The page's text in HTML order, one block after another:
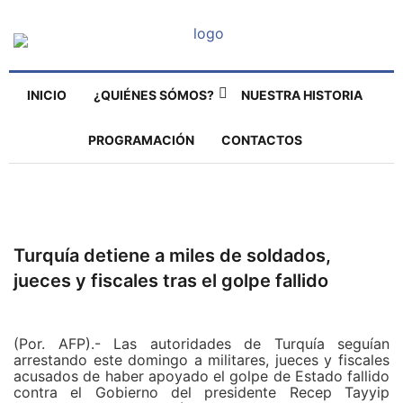
INICIO ¿QUIÉNES SÓMOS? NUESTRA HISTORIA
PROGRAMACIÓN CONTACTOS
Turquía detiene a miles de soldados,
jueces y fiscales tras el golpe fallido
(Por. AFP).- Las autoridades de Turquía seguían
arrestando este domingo a militares, jueces y fiscales
acusados de haber apoyado el golpe de Estado fallido
contra el Gobierno del presidente Recep Tayyip